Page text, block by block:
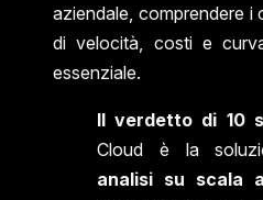
aziendale, comprendere i
di velocità, costi e
essenziale.
Il verdetto di 10
Cloud è la
analisi su scala